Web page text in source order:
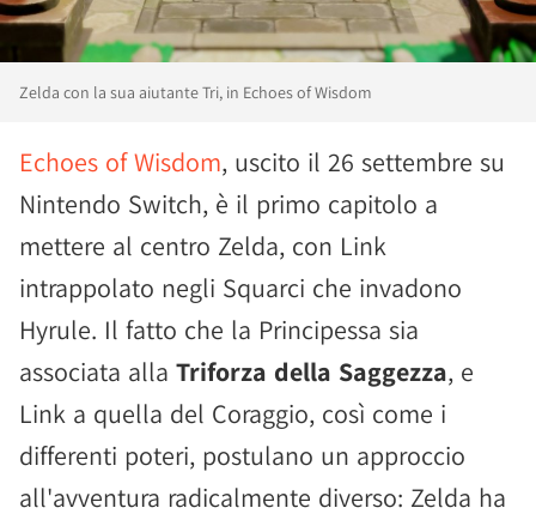
Zelda con la sua aiutante Tri, in Echoes of Wisdom
Echoes of Wisdom, uscito il 26 settembre su
Nintendo Switch, è il primo capitolo a
mettere al centro Zelda, con Link
intrappolato negli Squarci che invadono
Hyrule. Il fatto che la Principessa sia
associata alla Triforza della Saggezza, e
Link a quella del Coraggio, così come i
differenti poteri, postulano un approccio
all'avventura radicalmente diverso: Zelda ha